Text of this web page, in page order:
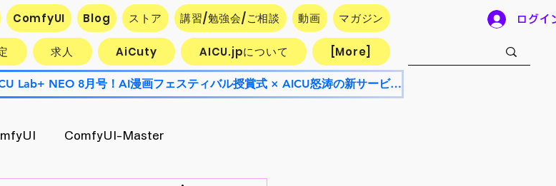
ComfyUI Blog ストア 講習/勉強会/ご相談 動画 マガジン
求人 AiCuty AICU.jpについて [More]
【8/8開催・参加無料】AICU Lab+ NEO 8月号！AI漫画フェスティバル授賞式 × AICU怒涛の新サービス発表会
ログイ
ComfyUI-Master